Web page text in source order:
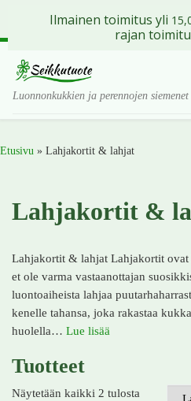
Skip to content
Luonnonkukkien ja perennojen siemenet
Etusivu » Lahjakortit & lahjat
Lahjakortit &
Lahjakortit & lahjat Lahjakortit
et ole varma vastaanottajan
luontoaiheista lahjaa
kenelle tahansa, joka rakastaa
huolella… Lue lisää
Tuotteet
Näytetään kaikki 2 tulosta
Ilmainen toimitus yli
rajan